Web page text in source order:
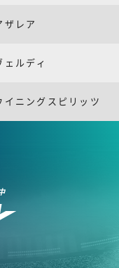
ザレア
ェルディ
イニングスピリッツ